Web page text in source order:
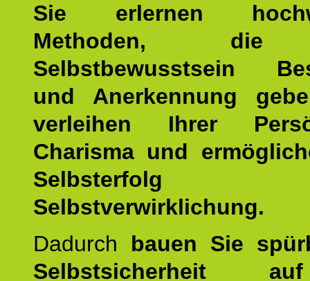
Sie erlernen
Methoden, die
Selbstbewusstsein
und Anerkennung
verleihen Ihrer
Charisma und
Selbstverwirklichung.
Dadurch bauen Sie
Selbstsicherheit